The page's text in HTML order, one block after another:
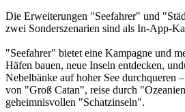
Die Erweiterungen "Seefahrer" und
zwei Sonderszenarien sind als In-App-
"Seefahrer" bietet eine Kampagne und
Häfen bauen, neue Inseln entdecken,
Nebelbänke auf hoher See durchqueren
von "Groß Catan", reise durch
geheimnisvollen "Schatzinseln".